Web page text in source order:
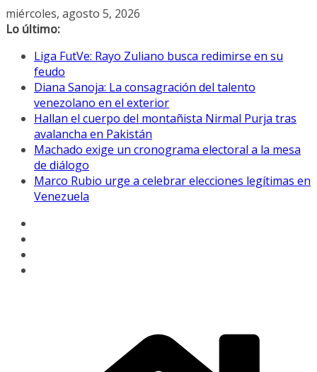
Saltar
al
miércoles, agosto 5, 2026
Lo último:
Liga FutVe: Rayo Zuliano busca redimirse en su
feudo
Diana Sanoja: La consagración del talento
venezolano en el exterior
Hallan el cuerpo del montañista Nirmal Purja tras
avalancha en Pakistán
Machado exige un cronograma electoral a la mesa
de diálogo
Marco Rubio urge a celebrar elecciones legítimas en
Venezuela